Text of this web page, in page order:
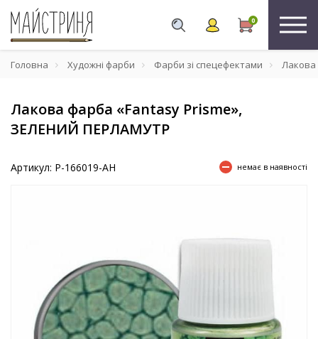
0
Головна Художні фарби Фарби зі спецефектами Лакова
Лакова фарба «Fantasy Prisme»,
ЗЕЛЕНИЙ ПЕРЛАМУТР
Артикул: P-166019-AH немає в наявності